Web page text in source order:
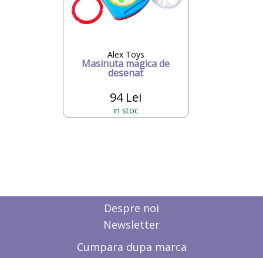
Alex Toys
Masinuta magica de
desenat
94 Lei
in stoc
Despre noi
Newsletter
Cumpara dupa marca